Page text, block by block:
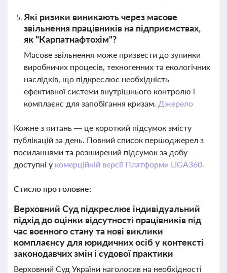
Які ризики виникають через масове
звільнення працівників на підприємствах,
як "Карпатнафтохім"?
Масове звільнення може призвести до зупинки
виробничих процесів, техногенних та екологічних
наслідків, що підкреслює необхідність
ефективної системи внутрішнього контролю і
комплаєнс для запобігання кризам. Джерело
Кожне з питань — це короткий підсумок змісту
публікацій за день. Повний список першоджерел з
посиланнями та розширений підсумок за добу
доступні у комерційній версії Платформи LIGA360.
Стисло про головне:
Верховний Суд підкреслює індивідуальний
підхід до оцінки відсутності працівників під
час воєнного стану та нові виклики
комплаєнсу для юридичних осіб у контексті
законодавчих змін і судової практики
Верховний Суд України наголосив на необхідності